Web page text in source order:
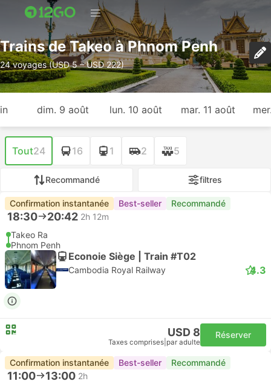
Trains de Takeo à Phnom Penh
24 voyages (USD 5 – USD 222)
dim. 9 août lun. 10 août mar. 11 août
Tout24 16 1 2 5
Recommandé filtres
Confirmation instantanée Best-seller Recommandé
18:30 20:42 2h 12m
Takeo Ra
Phnom Penh
Econoie Siège | Train #T02
Cambodia Royal Railway 4.3
USD 8
Taxes comprises par adulte
Réserver
Confirmation instantanée Best-seller Recommandé
11:00 13:00 2h